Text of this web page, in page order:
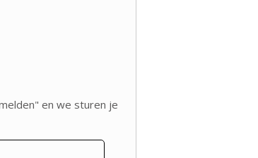
en we sturen je